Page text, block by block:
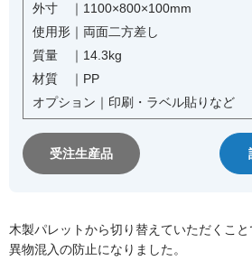
外寸 ｜ 1100×800×100mm
使用形｜ 両面二方差し
質量 ｜ 14.3kg
材質 ｜ PP
オプション｜ 印刷・ラベル貼りなど
受注生産品
木製パレットから切り替えていただくこ
異物混入の防止になりました。